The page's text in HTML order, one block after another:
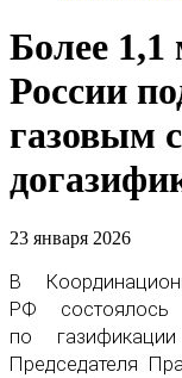
Более
России
газовым
23 января 2026
В
РФ состоялось
по
Председателя